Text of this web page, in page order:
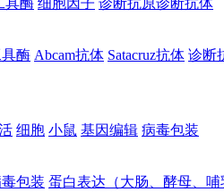
酶 Abcam抗体 Satacruz抗体 诊断
细胞 小鼠 基因编辑 病毒包装
包装 蛋白表达（大肠、酵母、